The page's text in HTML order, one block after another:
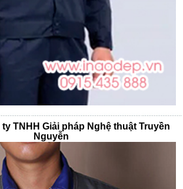
ty TNHH Giải pháp Nghệ thuật Truyền
Nguyễn